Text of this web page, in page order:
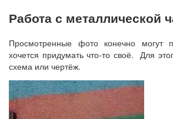
Работа с металлической
Просмотренные фото конечно могут
хочется придумать что-то своё. Для
схема или чертёж.